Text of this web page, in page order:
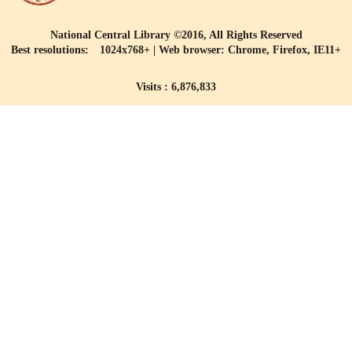
National Central Library ©2016, All Rights Reserved
Best resolutions: 1024x768+ | Web browser: Chrome, Firefox, IE11+
Visits : 6,876,833